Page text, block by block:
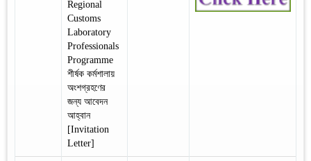
Regional
Customs
Laboratory
Professionals
Programme
শীর্ষক কর্মশালায়
অংশগ্রহণের
জন্য আবেদন
আহ্বান
[Invitation
Letter]